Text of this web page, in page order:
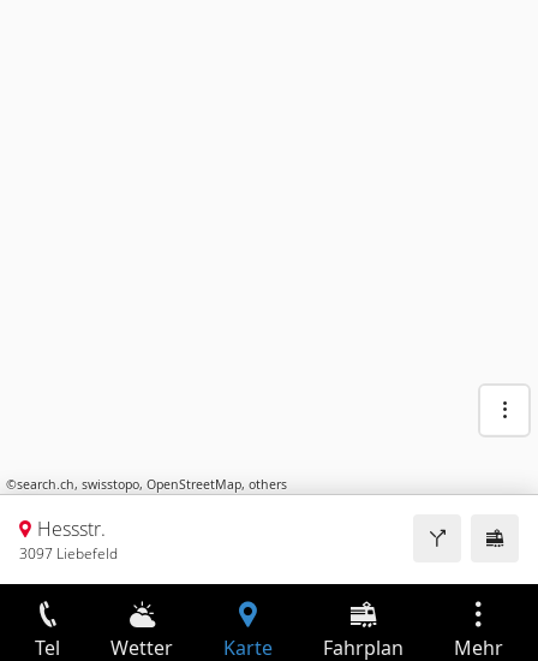
©search.ch, swisstopo, OpenStreetMap, others
Hessstr.
3097 Liebefeld
Tel Wetter Karte Fahrplan Mehr